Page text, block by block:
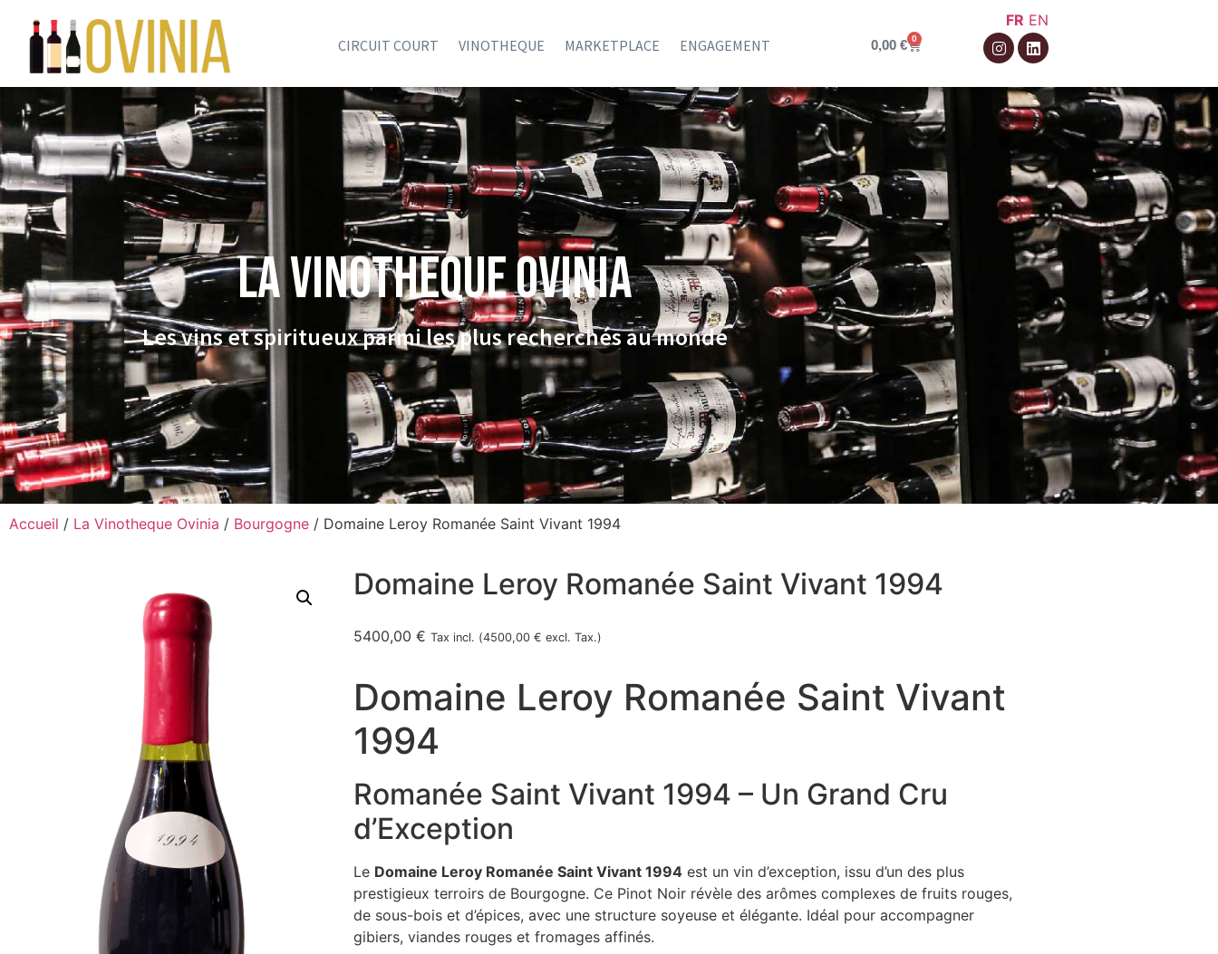
CIRCUIT COURT VINOTHEQUE MARKETPLACE ENGAGEMENT 0,00€ 0
FR EN
La VINOTHEQUE Ovinia
Les vins et spiritueux parmi les plus recherchés au monde
Accueil / La Vinotheque Ovinia / Bourgogne / Domaine Leroy Romanée Saint Vivant 1994
Domaine Leroy Romanée Saint Vivant 1994
5400,00 € Tax incl. (4500,00 € excl. Tax.)
Domaine Leroy Romanée Saint Vivant
1994
Romanée Saint Vivant 1994 – Un Grand Cru
d’Exception
Le Domaine Leroy Romanée Saint Vivant 1994est un vin d’exception, issu d’un des plus
prestigieux terroirs de Bourgogne. Ce Pinot Noir révèle des arômes complexes de fruits rouges,
de sous-bois et d’épices, avec une structure soyeuse et élégante. Idéal pour accompagner
gibiers, viandes rouges et fromages affinés.